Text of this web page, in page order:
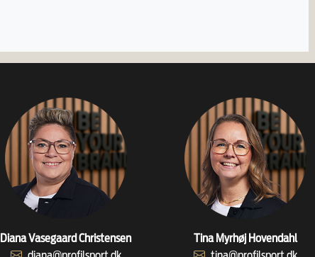
Diana Vasegaard Christensen
Tina Myrhøj Hovendahl